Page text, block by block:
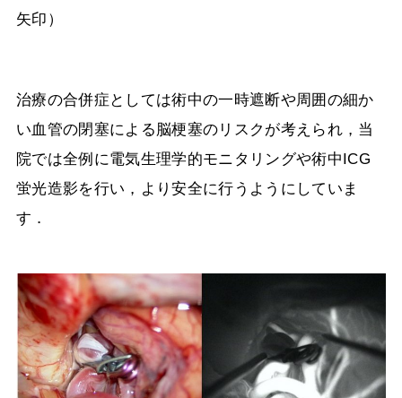
矢印）
治療の合併症としては術中の一時遮断や周囲の細か
い血管の閉塞による脳梗塞のリスクが考えられ，当
院では全例に電気生理学的モニタリングや術中 ICG
蛍光造影を行い，より安全に行うようにしていま
す．